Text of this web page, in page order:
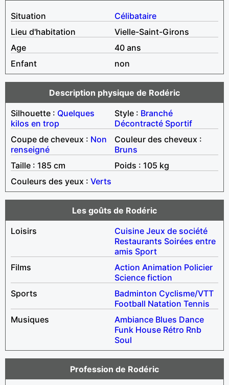
Situation
Célibataire
Lieu d'habitation
Vielle-Saint-Girons
Age
40 ans
Enfant
non
Description physique de Rodéric
Silhouette : Quelques
kilos en trop
Style : Branché
Décontracté Sportif
Coupe de cheveux : Non
renseigné
Couleur des cheveux :
Bruns
Taille : 185 cm
Poids : 105 kg
Couleurs des yeux : Verts
Les goûts de Rodéric
Loisirs
Cuisine Jeux de société
Restaurants Soirées entre
amis Sport
Films
Action Animation Policier
Science fiction
Sports
Badminton Cyclisme/VTT
Football Natation Tennis
Musiques
Ambiance Blues Dance
Funk House Rétro Rnb
Soul
Profession de Rodéric